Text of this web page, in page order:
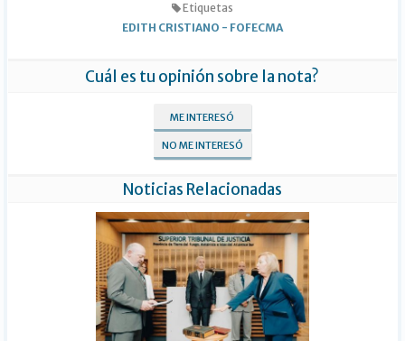
Etiquetas
EDITH CRISTIANO - FOFECMA
Cuál es tu opinión sobre la nota?
ME INTERESÓ
NO ME INTERESÓ
Noticias Relacionadas